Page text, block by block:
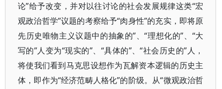
论”给予改变，并对以往讨论的社会发展规律这类“宏
观政治哲学”议题的考察给予“肉身性”的充实，即将原
先历史唯物主义议题中的抽象的”、“理想化的”、“大
写的”人变为“现实的”、“具体的”、“社会历史的”人，
将使我们看到马克思设想作为瓦解资本逻辑的历史主
体，即作为“经济范畴人格化”的阶级。从“微观政治哲